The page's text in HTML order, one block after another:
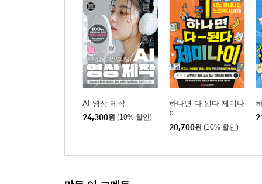
챗GPT 보이스(Voice)로 언어 장벽 없이 대화하기
알아두기·챗GPT 음성 입력 vs 보이스 모드, 답변
10 시간을 절약하는 영상 강의 스마트 정리 방법
챗GPT 확장 프로그램으로 영상 정리하기
알아두기·설치한 확장 프로그램을 비활성화하거
11 챗GPT로 돈버는 구조 만들기
관심 유도(노출) 단계
AI 영상 제작
24,300원 (10% 할인)
하나면 다 된다 제미나
이
20,700원 (10% 할인)